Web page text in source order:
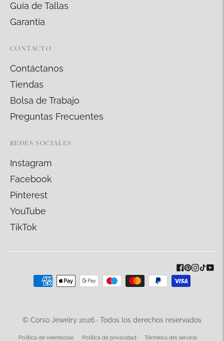
Guía de Tallas
Garantía
CONTACTO
Contáctanos
Tiendas
Bolsa de Trabajo
Preguntas Frecuentes
REDES SOCIALES
Instagram
Facebook
Pinterest
YouTube
TikTok
Métodos
aceptados
© Corso Jewelry 2026 · Todos los derechos reservados
Política de reembolso Política de privacidad Términos del servicio